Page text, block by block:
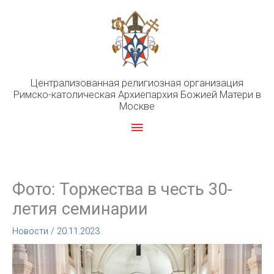
Централизованная религиозная организация
Римско-католическая Архиепархия Божией Матери в
Москве
Главное
Фото: Торжества в честь 30-
летия семинарии
Новости / 20.11.2023